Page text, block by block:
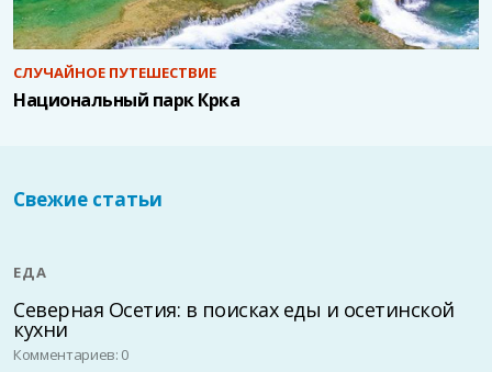
СЛУЧАЙНОЕ ПУТЕШЕСТВИЕ
Национальный парк Крка
Свежие статьи
ЕДА
Северная Осетия: в поисках еды и осетинской
кухни
Комментариев: 0